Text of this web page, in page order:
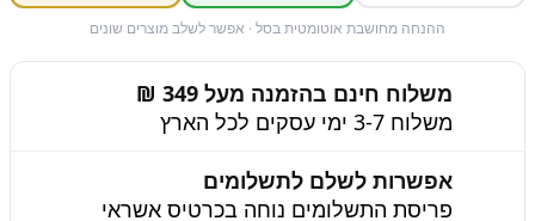
ההנחה מחושבת אוטומטית בסל · אפשר לשלב מוצרים שונים
משלוח חינם בהזמנה מעל 349 ₪
משלוח 3-7 ימי עסקים לכל הארץ
אפשרות לשלם לתשלומים
פריסת התשלומים נוחה בכרטיס אשראי